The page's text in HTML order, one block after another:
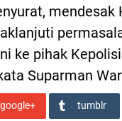
mendesak
ke pihak
Suparman
google+ tumblr